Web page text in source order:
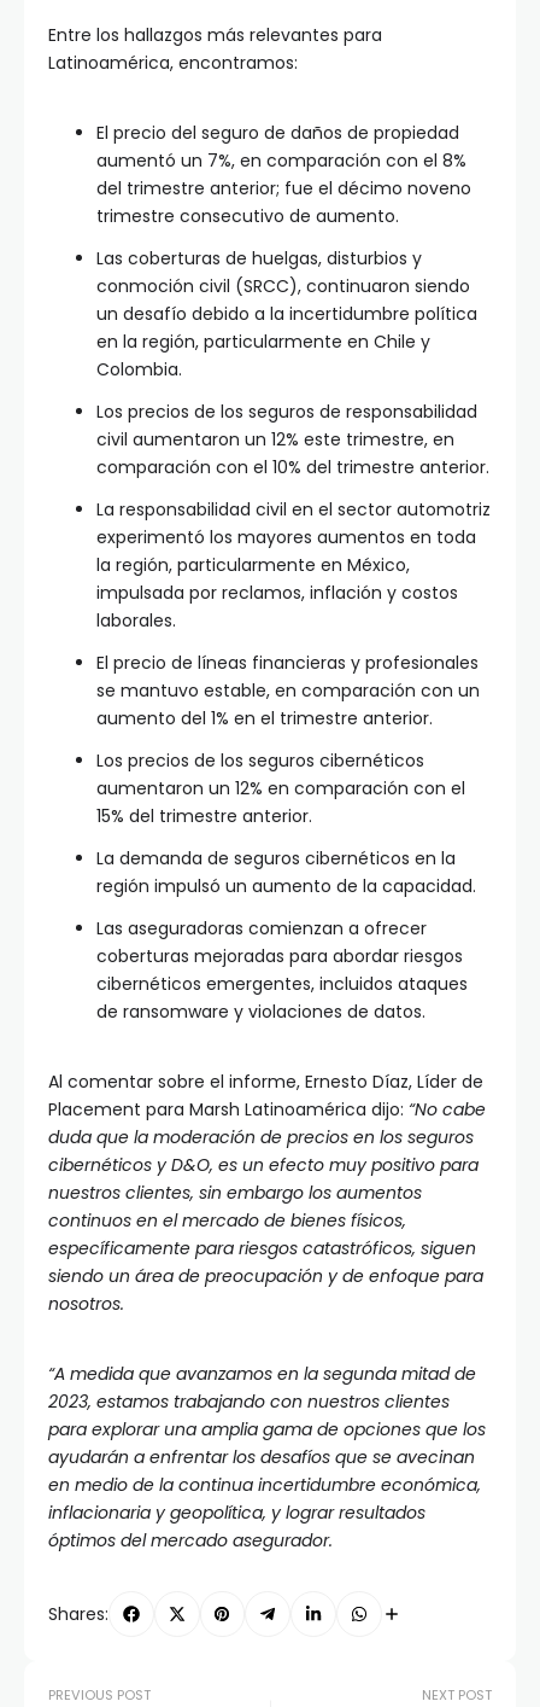
Entre los hallazgos más relevantes para
Latinoamérica, encontramos:
El precio del seguro de daños de propiedad
aumentó un 7%, en comparación con el 8%
del trimestre anterior; fue el décimo noveno
trimestre consecutivo de aumento.
Las coberturas de huelgas, disturbios y
conmoción civil (SRCC), continuaron siendo
un desafío debido a la incertidumbre política
en la región, particularmente en Chile y
Colombia.
Los precios de los seguros de responsabilidad
civil aumentaron un 12% este trimestre, en
comparación con el 10% del trimestre anterior.
La responsabilidad civil en el sector automotriz
experimentó los mayores aumentos en toda
la región, particularmente en México,
impulsada por reclamos, inflación y costos
laborales.
El precio de líneas financieras y profesionales
se mantuvo estable, en comparación con un
aumento del 1% en el trimestre anterior.
Los precios de los seguros cibernéticos
aumentaron un 12% en comparación con el
15% del trimestre anterior.
La demanda de seguros cibernéticos en la
región impulsó un aumento de la capacidad.
Las aseguradoras comienzan a ofrecer
coberturas mejoradas para abordar riesgos
cibernéticos emergentes, incluidos ataques
de ransomware y violaciones de datos.
Al comentar sobre el informe, Ernesto Díaz, Líder de
Placement para Marsh Latinoamérica dijo: “No cabe
duda que la moderación de precios en los seguros
cibernéticos y D&O, es un efecto muy positivo para
nuestros clientes, sin embargo los aumentos
continuos en el mercado de bienes físicos,
específicamente para riesgos catastróficos, siguen
siendo un área de preocupación y de enfoque para
nosotros.
“A medida que avanzamos en la segunda mitad de
2023, estamos trabajando con nuestros clientes
para explorar una amplia gama de opciones que los
ayudarán a enfrentar los desafíos que se avecinan
en medio de la continua incertidumbre económica,
inflacionaria y geopolítica, y lograr resultados
óptimos del mercado asegurador.
Shares:
PREVIOUS POST NEXT POST